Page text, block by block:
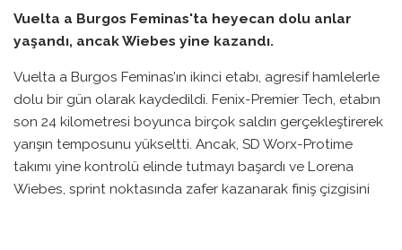
Vuelta a Burgos Feminas'ta heyecan dolu anlar
yaşandı, ancak Wiebes yine kazandı.
Vuelta a Burgos Feminas’ın ikinci etabı, agresif hamlelerle
dolu bir gün olarak kaydedildi. Fenix-Premier Tech, etabın
son 24 kilometresi boyunca birçok saldırı gerçekleştirerek
yarışın temposunu yükseltti. Ancak, SD Worx-Protime
takımı yine kontrolü elinde tutmayı başardı ve Lorena
Wiebes, sprint noktasında zafer kazanarak finiş çizgisini